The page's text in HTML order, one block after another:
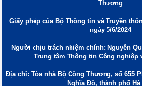
Thương
Giấy phép của Bộ Thông tin và Truyền
ngày 5/6/2024
Người chịu trách nhiệm chính: Nguyễn
Trung tâm Thông tin Công nghiệp
Địa chỉ: Tòa nhà Bộ Công Thương, số 655
Nghĩa Đô, thành phố Hà